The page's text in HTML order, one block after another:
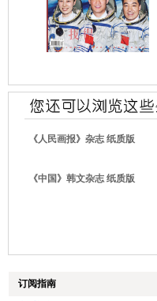
《人民画报》杂志 纸质版
《中国》韩文杂志 纸质版